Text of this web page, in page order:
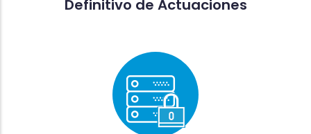
Definitivo de Actuaciones